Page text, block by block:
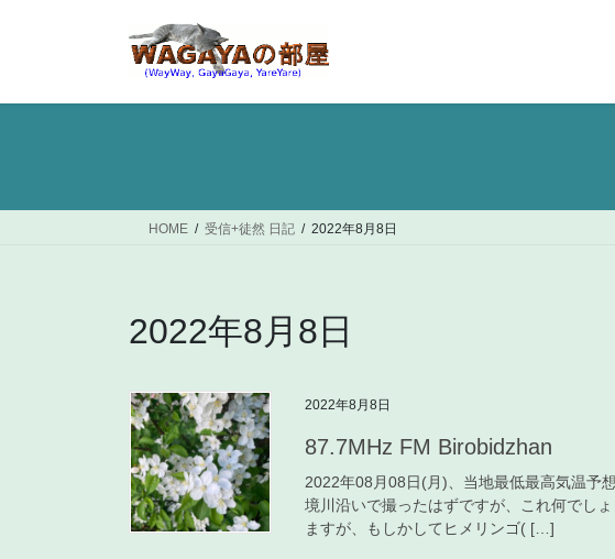
HOME 受信+徒然 日記 2022年8月8日
2022年8月8日
2022年8月8日
87.7MHz FM Birobidzhan
2022年08月08日(月)、当地最低最高気温予
境川沿いで撮ったはずですが、これ何でし
ますが、もしかしてヒメリンゴ( […]